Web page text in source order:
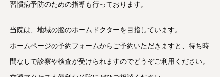
習慣病予防のための指導も行っております。
当院は、地域の脳のホームドクターを目指しています。
ホームページの予約フォームからご予約いただきますと、待ち時
間なしで診察や検査が受けられますのでどうぞご利用ください。